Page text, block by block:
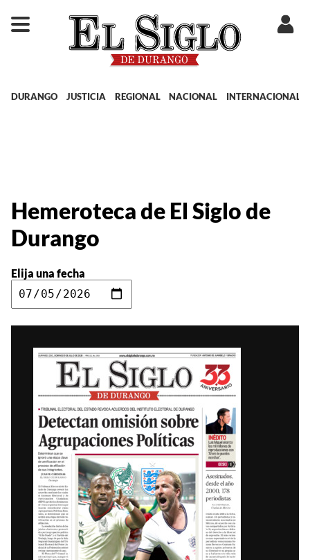
DURANGO JUSTICIA REGIONAL NACIONAL INTERNACIONAL
Hemeroteca de El Siglo de
Durango
Elija una fecha